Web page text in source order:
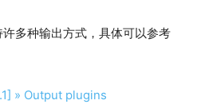
多种输出方式，具体可以参考
» Output plugins